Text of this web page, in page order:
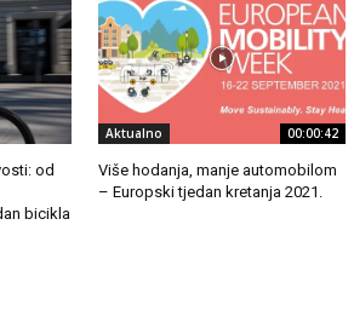
od
bicikla
Aktualno 00:00:42
Više hodanja, manje automobilom
– Europski tjedan kretanja 2021.